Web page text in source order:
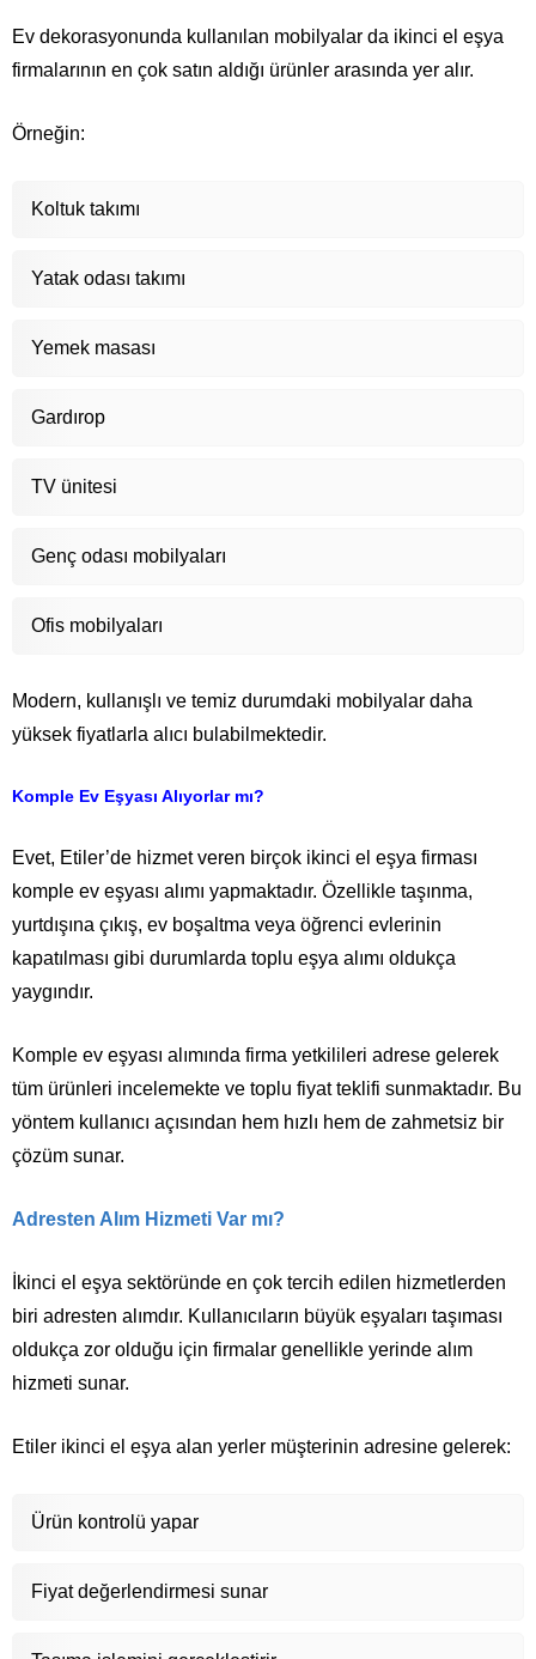
Ev dekorasyonunda kullanılan mobilyalar da ikinci el eşya
firmalarının en çok satın aldığı ürünler arasında yer alır.
Örneğin:
Koltuk takımı
Yatak odası takımı
Yemek masası
Gardırop
TV ünitesi
Genç odası mobilyaları
Ofis mobilyaları
Modern, kullanışlı ve temiz durumdaki mobilyalar daha
yüksek fiyatlarla alıcı bulabilmektedir.
Komple Ev Eşyası Alıyorlar mı?
Evet, Etiler’de hizmet veren birçok ikinci el eşya firması
komple ev eşyası alımı yapmaktadır. Özellikle taşınma,
yurtdışına çıkış, ev boşaltma veya öğrenci evlerinin
kapatılması gibi durumlarda toplu eşya alımı oldukça
yaygındır.
Komple ev eşyası alımında firma yetkilileri adrese gelerek
tüm ürünleri incelemekte ve toplu fiyat teklifi sunmaktadır. Bu
yöntem kullanıcı açısından hem hızlı hem de zahmetsiz bir
çözüm sunar.
Adresten Alım Hizmeti Var mı?
İkinci el eşya sektöründe en çok tercih edilen hizmetlerden
biri adresten alımdır. Kullanıcıların büyük eşyaları taşıması
oldukça zor olduğu için firmalar genellikle yerinde alım
hizmeti sunar.
Etiler ikinci el eşya alan yerler müşterinin adresine gelerek:
Ürün kontrolü yapar
Fiyat değerlendirmesi sunar